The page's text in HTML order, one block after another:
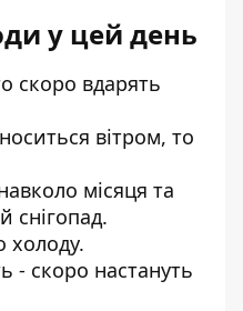
у цей день
скоро вдарять
вітром, то
місяця та
снігопад.
холоду.
- скоро настануть